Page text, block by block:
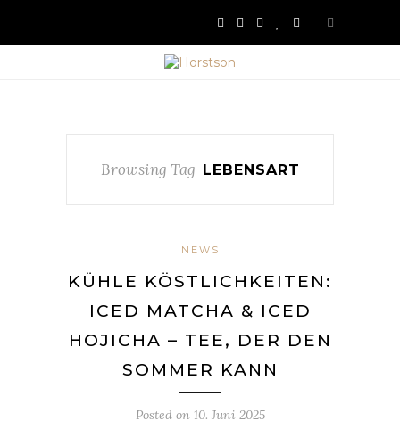
Browsing Tag LEBENSART
NEWS
KÜHLE KÖSTLICHKEITEN:
ICED MATCHA & ICED
HOJICHA – TEE, DER DEN
SOMMER KANN
Posted on 10. Juni 2025